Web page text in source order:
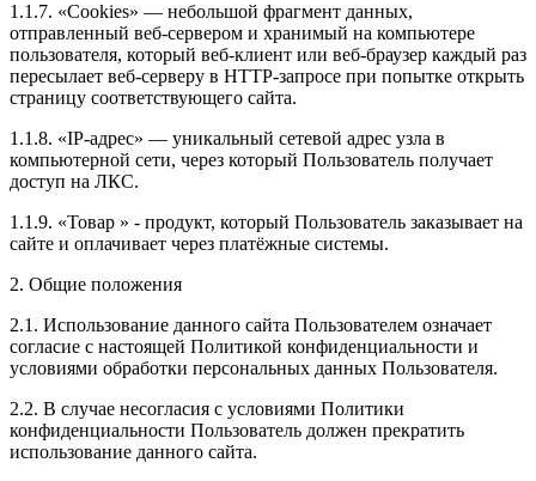
1.1.7. «Cookies» — небольшой фрагмент данных,
отправленный веб-сервером и хранимый на компьютере
пользователя, который веб-клиент или веб-браузер каждый раз
пересылает веб-серверу в HTTP-запросе при попытке открыть
страницу соответствующего сайта.
1.1.8. «IP-адрес» — уникальный сетевой адрес узла в
компьютерной сети, через который Пользователь получает
доступ на ЛКС.
1.1.9. «Товар » - продукт, который Пользователь заказывает на
сайте и оплачивает через платёжные системы.
2. Общие положения
2.1. Использование данного сайта Пользователем означает
согласие с настоящей Политикой конфиденциальности и
условиями обработки персональных данных Пользователя.
2.2. В случае несогласия с условиями Политики
конфиденциальности Пользователь должен прекратить
использование данного сайта.